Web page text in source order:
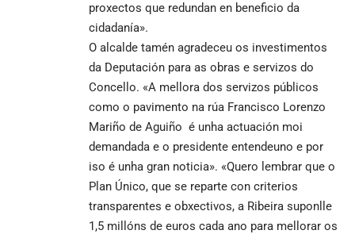
proxectos que redundan en beneficio da
cidadanía».
O alcalde tamén agradeceu os investimentos
da Deputación para as obras e servizos do
Concello. «A mellora dos servizos públicos
como o pavimento na rúa Francisco Lorenzo
Mariño de Aguiño é unha actuación moi
demandada e o presidente entendeuno e por
iso é unha gran noticia». «Quero lembrar que o
Plan Único, que se reparte con criterios
transparentes e obxectivos, a Ribeira suponlle
1,5 millóns de euros cada ano para mellorar os